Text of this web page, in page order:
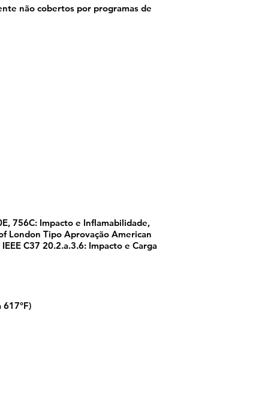
não cobertos por programas de
756C: Impacto e Inflamabilidade,
London Tipo Aprovação American
C37 20.2.a.3.6: Impacto e Carga